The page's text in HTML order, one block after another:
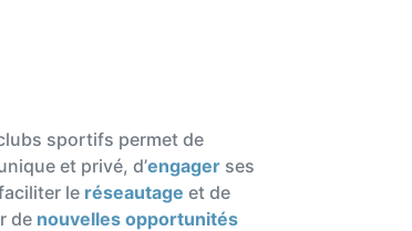
sportifs permet de
et privé, d’engager ses
le réseautage et de
de nouvelles opportunités